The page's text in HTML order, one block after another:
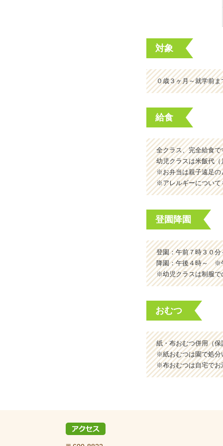
対象
０歳３ヶ月～就学前ま
給食
全クラス、完全給食で
幼児クラスは米飯代
※お弁当は親子遠足の
※アレルギーについて
登園降園
登園：午前７時３０
降園：午後４時～ ※
※幼児クラスは制服で
おむつ
紙・布おむつ併用（
※紙おむつは園で処分
※布おむつは自宅でお